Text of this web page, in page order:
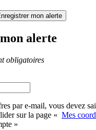
mon alerte
alerte
obligatoires
par e-mail, vous devez
sur la page « Mes
»